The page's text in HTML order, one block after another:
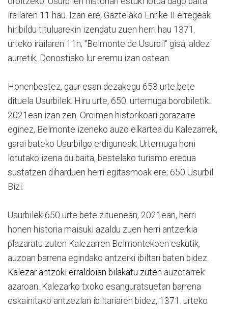
irailaren 11 hau. Izan ere, Gaztelako Enrike II erregeak
hiribildu tituluarekin izendatu zuen herri hau 1371.
urteko irailaren 11n; "Belmonte de Usurbil" gisa, aldez
aurretik, Donostiako lur eremu izan ostean.
Honenbestez, gaur esan dezakegu 653 urte bete
dituela Usurbilek. Hiru urte, 650. urtemuga borobiletik.
2021ean izan zen. Oroimen historikoari gorazarre
eginez, Belmonte izeneko auzo elkartea du Kalezarrek,
garai bateko Usurbilgo erdiguneak. Urtemuga honi
lotutako izena du baita, bestelako turismo eredua
sustatzen diharduen herri egitasmoak ere; 650 Usurbil
Bizi.
Usurbilek 650 urte bete zituenean, 2021ean, herri
honen historia maisuki azaldu zuen herri antzerkia
plazaratu zuten Kalezarren Belmontekoen eskutik,
auzoan barrena egindako antzerki ibiltari baten bidez.
Kalezar antzoki erraldoian bilakatu zuten auzotarrek
azaroan. Kalezarko txoko esanguratsuetan barrena
eskainitako antzezlan ibiltariaren bidez, 1371. urteko